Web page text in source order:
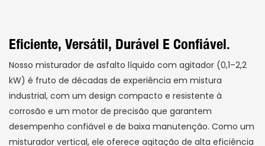
Eficiente, Versátil, Durável E Confiável.
Nosso misturador de asfalto líquido com agitador (0,1–2,2
kW) é fruto de décadas de experiência em mistura
industrial, com um design compacto e resistente à
corrosão e um motor de precisão que garantem
desempenho confiável e de baixa manutenção. Como um
misturador vertical, ele oferece agitação de alta eficiência